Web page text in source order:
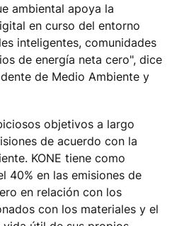
ambiental apoya la
en curso del entorno
inteligentes, comunidades
de energía neta cero", dice
de Medio Ambiente y
objetivos a largo
de acuerdo con la
KONE tiene como
40% en las emisiones de
en relación con los
con los materiales y el